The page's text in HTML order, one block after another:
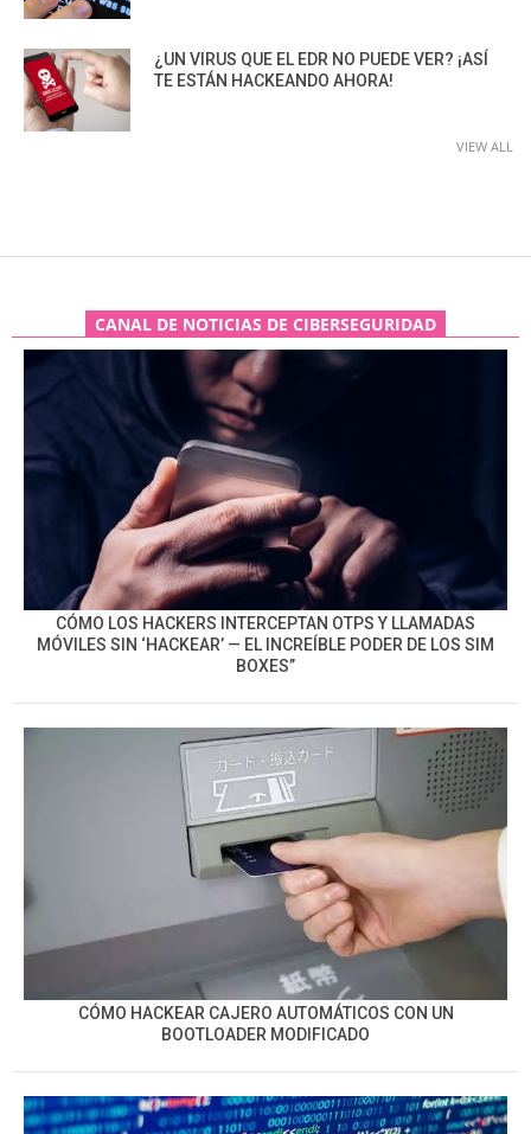
¿UN VIRUS QUE EL EDR NO PUEDE VER? ¡ASÍ
TE ESTÁN HACKEANDO AHORA!
VIEW ALL
CANAL DE NOTICIAS DE CIBERSEGURIDAD
CÓMO LOS HACKERS INTERCEPTAN OTPS Y LLAMADAS
MÓVILES SIN ‘HACKEAR’ — EL INCREÍBLE PODER DE LOS SIM
BOXES”
CÓMO HACKEAR CAJERO AUTOMÁTICOS CON UN
BOOTLOADER MODIFICADO